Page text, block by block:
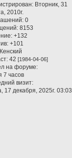
: Вторник, 31
2010г.
0
8153
+132
+101
42[1984-04-06]
на форуме:
7 часов
визит:
17 декабря, 2025г. 03:03